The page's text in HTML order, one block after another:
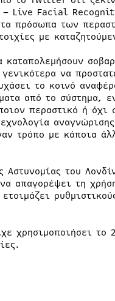
– Live Facial
πρόσωπα των
με
να
το κοινό
από το σύστημα,
περαστικό ή όχι
τρόπο με κάποια
του
απαγορέψει τη
χρησιμοποιήσει το